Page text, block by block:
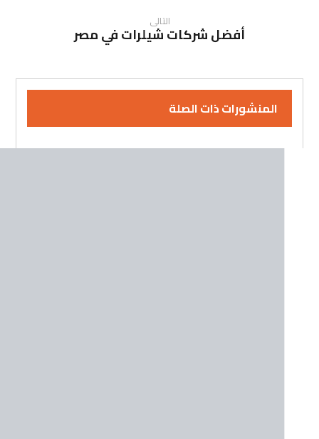
التالى
أفضل شركات شيلرات في مصر
المنشورات ذات الصلة